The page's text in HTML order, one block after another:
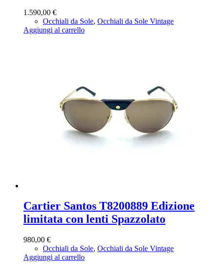
1.590,00 €
Occhiali da Sole, Occhiali da Sole Vintage
Aggiungi al carrello
Cartier Santos T8200889 Edizione
limitata con lenti Spazzolato
980,00 €
Occhiali da Sole, Occhiali da Sole Vintage
Aggiungi al carrello